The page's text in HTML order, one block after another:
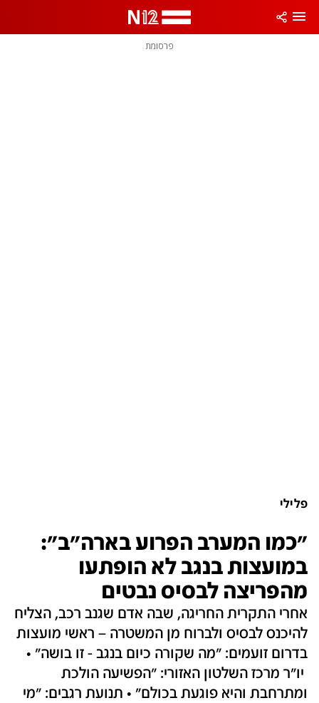
פרסומת
פלילי
"כמו המערב הפרוע בארה"ב":
במועצות בנגב לא הופתעו
מהפריצה לבסיס נבטים
אחרי התקרית החריגה, שבה אדם שגנב רכב, הצליח
להיכנס לבסיס ולברוח מן המשטרה – ראשי מועצות
בדרום זועמים: "מה שקורה כיום בנגב - זו בושה" •
יו"ר מרכז השלטון האזורי: "הפשיעה הולכת
ומתרחבת והיא פוגעת בכולם" • תנועת רגבים: "מי